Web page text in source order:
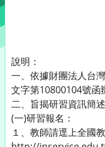
說明：
一、依據財團法人台
文字第10800104號函
二、旨揭研習資訊簡
(一)研習報名：
１、教師請逕上全國